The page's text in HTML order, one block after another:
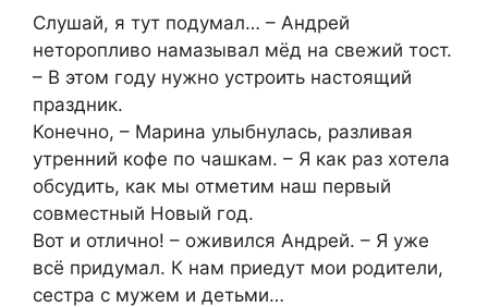
Слушай, я тут подумал… – Андрей
неторопливо намазывал мёд на свежий тост.
– В этом году нужно устроить настоящий
праздник.
Конечно, – Марина улыбнулась, разливая
утренний кофе по чашкам. – Я как раз хотела
обсудить, как мы отметим наш первый
совместный Новый год.
Вот и отлично! – оживился Андрей. – Я уже
всё придумал. К нам приедут мои родители,
сестра с мужем и детьми…